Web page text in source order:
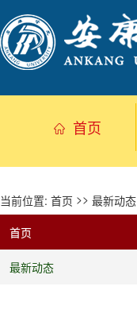
首页
当前位置: 首页 >> 最新动态
首页
最新动态